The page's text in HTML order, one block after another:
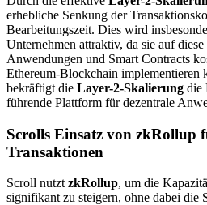
erhebliche Senkung der
Bearbeitungszeit. Dies wird
Unternehmen attraktiv, da sie auf
Anwendungen und Smart Contracts
Ethereum-Blockchain implementieren
bekräftigt die Layer-2-Skalierung die
führende Plattform für dezentrale
Scrolls Einsatz von zkRollup
Transaktionen
Scroll nutzt zkRollup, um die
signifikant zu steigern, ohne dabei die